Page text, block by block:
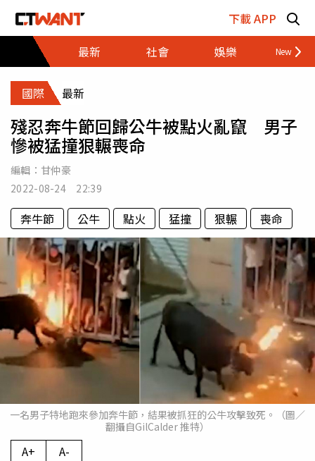
下載 APP
最新
社會 娛樂 財經
國際 最新
殘忍奔牛節回歸公牛被點火亂竄 男子
慘被猛撞狠輾喪命
編輯： 甘仲豪
2022-08-24 22:39
奔牛節 公牛 點火 猛撞 狠輾 喪命
一名男子特地跑來參加奔牛節，結果被抓狂的公牛攻擊致死。（圖／
翻攝自GilCalder 推特）
A+ A-